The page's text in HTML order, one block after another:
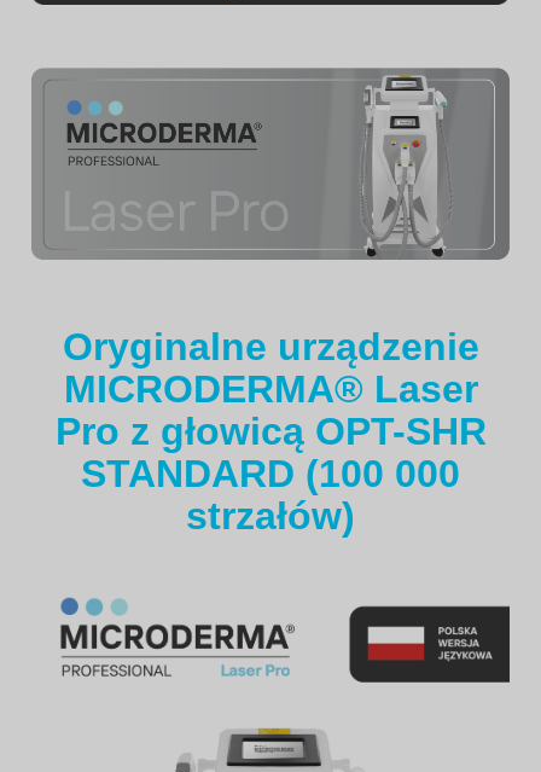
Oryginalne urządzenie
MICRODERMA® Laser
Pro z głowicą OPT-SHR
STANDARD (100 000
strzałów)